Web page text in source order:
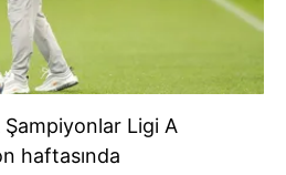
Şampiyonlar Ligi A
haftasında